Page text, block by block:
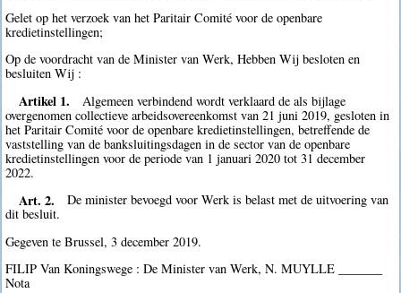
Gelet op het verzoek van het Paritair Comité voor de openbare
kredietinstellingen;
Op de voordracht van de Minister van Werk, Hebben Wij besloten en
besluiten Wij :
Artikel 1.
Algemeen verbindend wordt verklaard de als bijlage
overgenomen collectieve arbeidsovereenkomst van 21 juni 2019, gesloten in
het Paritair Comité voor de openbare kredietinstellingen, betreffende de
vaststelling van de banksluitingsdagen in de sector van de openbare
kredietinstellingen voor de periode van 1 januari 2020 tot 31 december
2022.
Art. 2.
De minister bevoegd voor Werk is belast met de uitvoering van
dit besluit.
Gegeven te Brussel, 3 december 2019.
FILIP Van Koningswege : De Minister van Werk, N. MUYLLE _______
Nota